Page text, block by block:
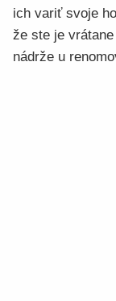
ich variť svoje
že ste je
nádrže u